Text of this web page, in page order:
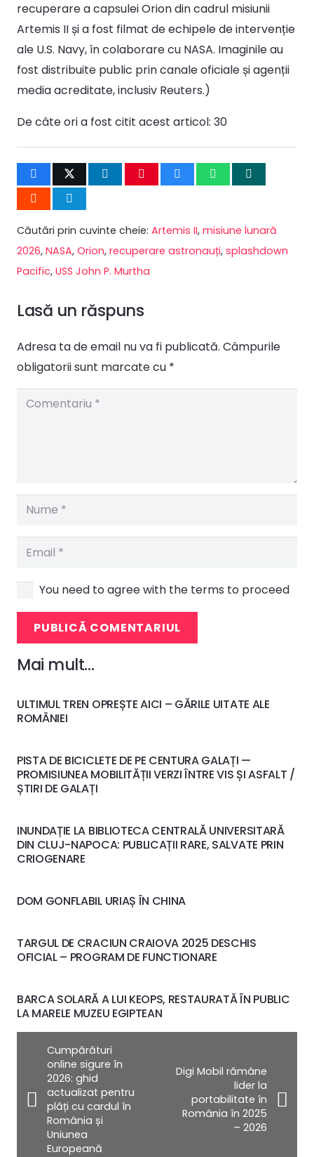
recuperare a capsulei Orion din cadrul misiunii
Artemis II și a fost filmat de echipele de intervenție
ale U.S. Navy, în colaborare cu NASA. Imaginile au
fost distribuite public prin canale oficiale și agenții
media acreditate, inclusiv Reuters.)
De câte ori a fost citit acest articol: 30
Căutări prin cuvinte cheie: Artemis II, misiune lunară
2026, NASA, Orion, recuperare astronauți, splashdown
Pacific, USS John P. Murtha
Lasă un răspuns
Adresa ta de email nu va fi publicată. Câmpurile
obligatorii sunt marcate cu *
You need to agree with the terms to proceed
PUBLICĂ COMENTARIUL
Mai mult…
ULTIMUL TREN OPREȘTE AICI – GĂRILE UITATE ALE
ROMÂNIEI
PISTA DE BICICLETE DE PE CENTURA GALAȚI —
PROMISIUNEA MOBILITĂȚII VERZI ÎNTRE VIS ȘI ASFALT /
ȘTIRI DE GALAȚI
INUNDAȚIE LA BIBLIOTECA CENTRALĂ UNIVERSITARĂ
DIN CLUJ-NAPOCA: PUBLICAȚII RARE, SALVATE PRIN
CRIOGENARE
DOM GONFLABIL URIAȘ ÎN CHINA
TARGUL DE CRACIUN CRAIOVA 2025 DESCHIS
OFICIAL – PROGRAM DE FUNCTIONARE
BARCA SOLARĂ A LUI KEOPS, RESTAURATĂ ÎN PUBLIC
LA MARELE MUZEU EGIPTEAN
Cumpărături
online sigure în
2026: ghid
actualizat pentru
plăți cu cardul în
România și
Uniunea
Europeană
Digi Mobil rămâne
lider la
portabilitate în
România în 2025
– 2026